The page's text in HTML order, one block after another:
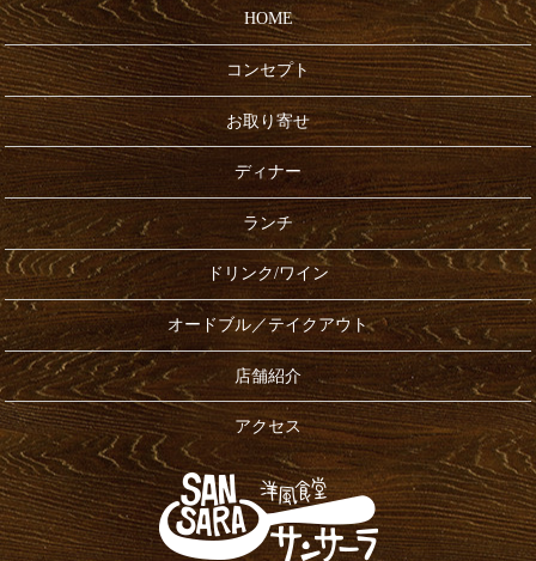
HOME
コンセプト
お取り寄せ
ディナー
ランチ
ドリンク/ワイン
オードブル／テイクアウト
店舗紹介
アクセス